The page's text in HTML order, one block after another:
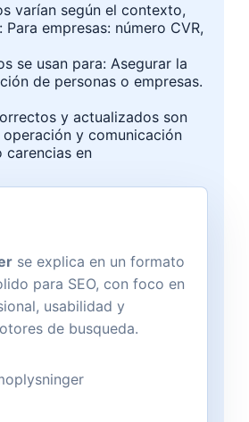
varían según el contexto,
empresas: número CVR,
se usan para: Asegurar la
de personas o empresas.
y actualizados son
y comunicación
carencias en
se explica en un formato
para SEO, con foco en
usabilidad y
de busqueda.